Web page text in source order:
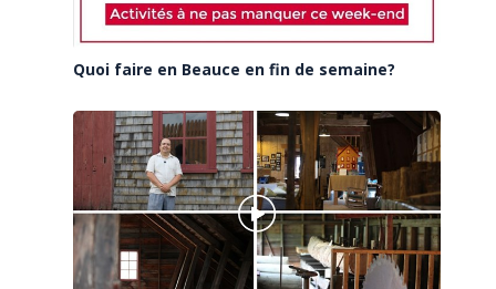
Quoi faire en Beauce en fin de semaine?